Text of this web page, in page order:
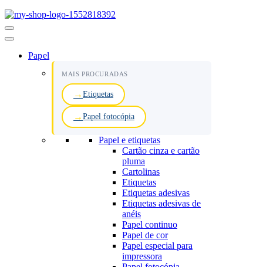
Menu
de
Papel
MAIS PROCURADAS
Etiquetas
Papel fotocópia
Papel e etiquetas
Cartão cinza e cartão
pluma
Cartolinas
Etiquetas
Etiquetas adesivas
Etiquetas adesivas de
anéis
Papel continuo
Papel de cor
Papel especial para
impressora